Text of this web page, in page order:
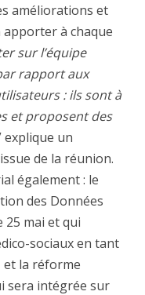
améliorations et
à chaque
sur l’équipe
rapport aux
: ils sont à
et proposent des
explique un
de la réunion.
également : le
des Données
25 mai et qui
sociaux en tant
et la réforme
sera intégrée sur